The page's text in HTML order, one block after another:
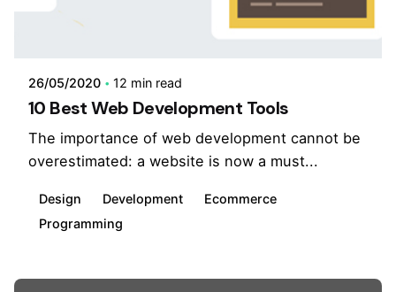
26/05/2020 12 min read
10 Best Web Development Tools
The importance of web development cannot be
overestimated: a website is now a must...
Design Development
Ecommerce
Programming